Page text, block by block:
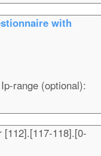
with
range (optional):
[112].[117-118].[0-